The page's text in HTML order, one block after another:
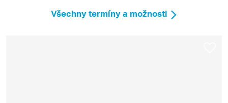
Všechny termíny a možnosti